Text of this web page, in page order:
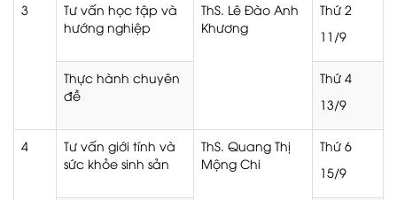
3
Tư vấn học tập và
hướng nghiệp
ThS. Lê Đào Anh
Khương
Thứ 2
11/9
Thực hành chuyên
đề
Thứ 4
13/9
4
Tư vấn giới tính và
sức khỏe sinh sản
ThS. Quang Thị
Mộng Chi
Thứ 6
15/9